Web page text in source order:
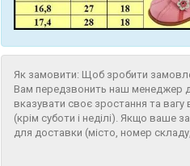
Як замовити: Щоб зробити
Вам передзвонить наш менеджер
вказувати своє зростання та
(крім суботи і неділі). Якщо ваше
для доставки (місто, номер